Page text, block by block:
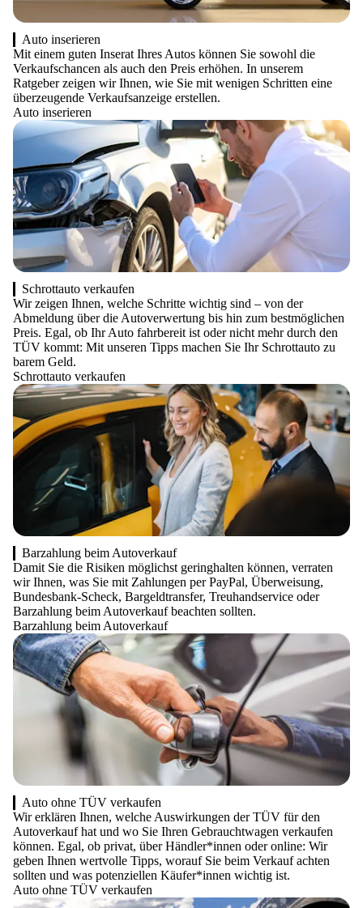
Auto inserieren
Mit einem guten Inserat Ihres Autos können Sie sowohl die
Verkaufschancen als auch den Preis erhöhen. In unserem
Ratgeber zeigen wir Ihnen, wie Sie mit wenigen Schritten eine
überzeugende Verkaufsanzeige erstellen.
Auto inserieren
Schrottauto verkaufen
Wir zeigen Ihnen, welche Schritte wichtig sind – von der
Abmeldung über die Autoverwertung bis hin zum bestmöglichen
Preis. Egal, ob Ihr Auto fahrbereit ist oder nicht mehr durch den
TÜV kommt: Mit unseren Tipps machen Sie Ihr Schrottauto zu
barem Geld.
Schrottauto verkaufen
Barzahlung beim Autoverkauf
Damit Sie die Risiken möglichst geringhalten können, verraten
wir Ihnen, was Sie mit Zahlungen per PayPal, Überweisung,
Bundesbank-Scheck, Bargeldtransfer, Treuhandservice oder
Barzahlung beim Autoverkauf beachten sollten.
Barzahlung beim Autoverkauf
Auto ohne TÜV verkaufen
Wir erklären Ihnen, welche Auswirkungen der TÜV für den
Autoverkauf hat und wo Sie Ihren Gebrauchtwagen verkaufen
können. Egal, ob privat, über Händler*innen oder online: Wir
geben Ihnen wertvolle Tipps, worauf Sie beim Verkauf achten
sollten und was potenziellen Käufer*innen wichtig ist.
Auto ohne TÜV verkaufen